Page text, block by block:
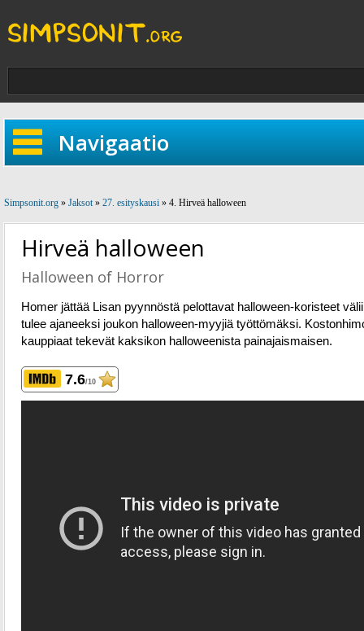
Navigaatio
Simpsonit.org » Jaksot» 27. esityskausi » 4. Hirveä halloween
Hirveä halloween
Halloween of Horror
Homer jättää Lisan pyynnöstä pelottavat halloween-koristeet
tulee ajaneeksi joukon halloween-myyjiä työttömäksi.
kauppiaat tekevät kaksikon halloweenista painajaismaisen.
7.6/10